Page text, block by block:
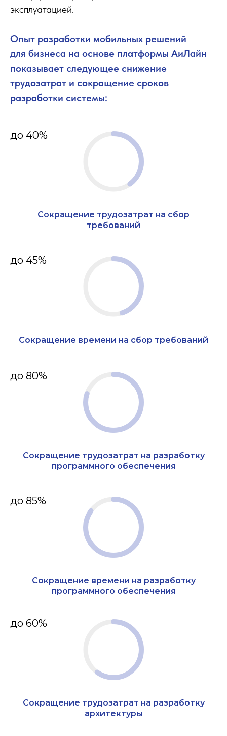
эксплуатацией.
Опыт разработки мобильных решений
для бизнеса на основе платформы АиЛайн
показывает следующее снижение
трудозатрат и сокращение сроков
разработки системы:
до 40%
Сокращение трудозатрат на сбор
требований
до 45%
Сокращение времени на сбор требований
до 80%
Сокращение трудозатрат на разработку
программного обеспечения
до 85%
Сокращение времени на разработку
программного обеспечения
до 60%
Сокращение трудозатрат на разработку
архитектуры